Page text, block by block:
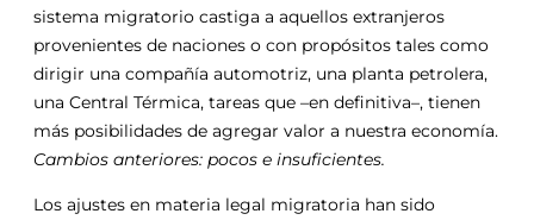
sistema migratorio castiga a aquellos extranjeros
provenientes de naciones o con propósitos tales como
dirigir una compañía automotriz, una planta petrolera,
una Central Térmica, tareas que –en definitiva–, tienen
más posibilidades de agregar valor a nuestra economía.
Cambios anteriores: pocos e insuficientes.
Los ajustes en materia legal migratoria han sido